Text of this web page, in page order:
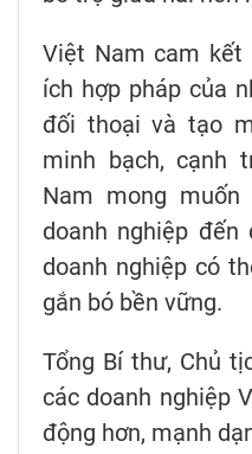
Việt Nam cam kết
ích hợp pháp của
đối thoại và tạo
minh bạch, cạnh
Nam mong
doanh nghiệp
doanh nghiệp có
gắn bó bền vững.
Tổng Bí thư, Chủ
các doanh nghiệp
động hơn, mạnh